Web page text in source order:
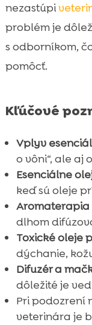
nezastúpi
problém je
s odborníkom,
pomôcť.
Kľúčové
Vplyv
o vôni“, ale aj
Esenciálne
keď sú oleje
Aromaterapia
dlhom
Toxické oleje
dýchanie,
Difuzér a
dôležité je
Pri podozrení
veterinára je